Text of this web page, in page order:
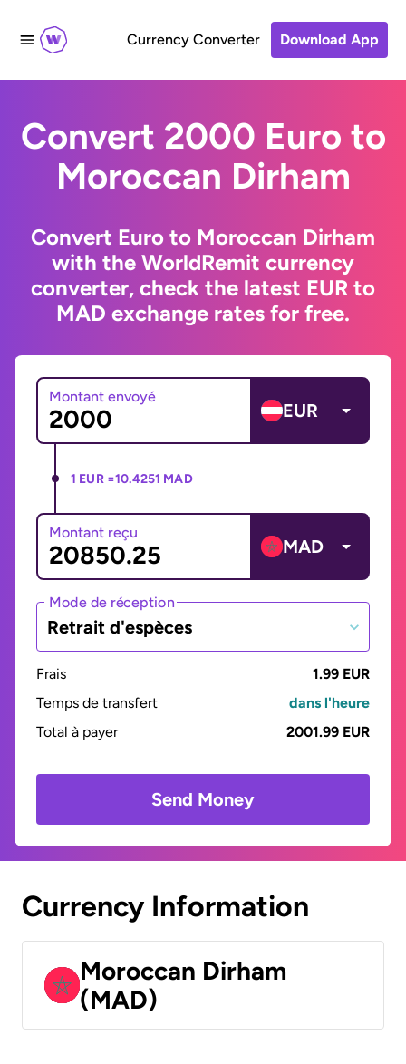
Currency Converter Download App
Convert 2000 Euro to
Moroccan Dirham
Convert Euro to Moroccan Dirham
with the WorldRemit currency
converter, check the latest EUR to
MAD exchange rates for free.
Montant envoyé
EUR
1 EUR =10.4251 MAD
Montant reçu
MAD
Mode de réception
Retrait d'espèces
Frais
1.99 EUR
Temps de transfert
dans l'heure
Total à payer
2001.99 EUR
Send Money
Currency Information
Moroccan Dirham
(MAD)